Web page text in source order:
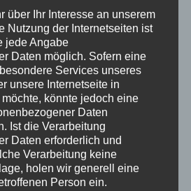
FÜR HOTEL
18, 2019|Bewertungen
2019 mit 5,6 von 6
über Ihr Interesse an unserem
Nutzung der Internetseiten ist
jede Angabe
Daten möglich. Sofern eine
Services unseres
unsere Internetseite in
könnte jedoch eine
Daten
Ist die Verarbeitung
Daten erforderlich und
Verarbeitung keine
holen wir generell eine
Person ein.